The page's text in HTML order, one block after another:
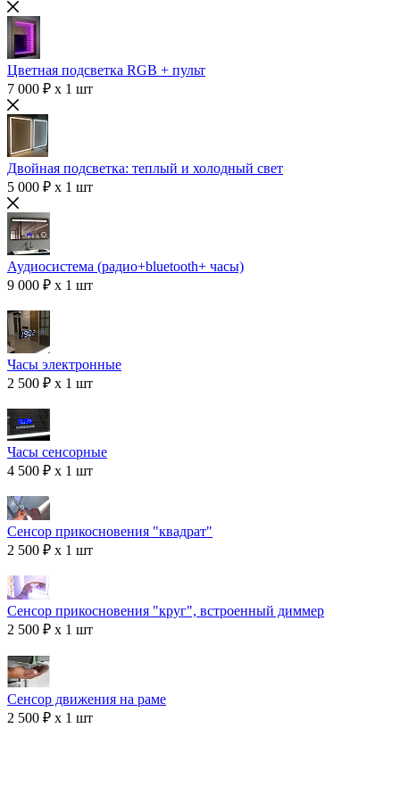
Цветная подсветка RGB + пульт
7 000 ₽ x 1 шт
Двойная подсветка: теплый и холодный свет
5 000 ₽ x 1 шт
Аудиосистема (радио+bluetooth+ часы)
9 000 ₽ x 1 шт
Часы электронные
2 500 ₽ x 1 шт
Часы сенсорные
4 500 ₽ x 1 шт
Сенсор прикосновения "квадрат"
2 500 ₽ x 1 шт
Сенсор прикосновения "круг", встроенный диммер
2 500 ₽ x 1 шт
Сенсор движения на раме
2 500 ₽ x 1 шт